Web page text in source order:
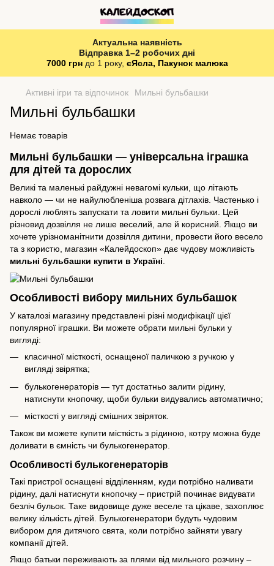
Актуальна наявність
Відправка 1–2 робочих дні
7000 грндо 1 року, єЯсла, Пакунок малюка
Активні ігри та відпочинок Мильні бульбашки
Мильні бульбашки
Немає товарів
Мильні бульбашки — універсальна іграшка
для дітей та дорослих
Великі та маленькі райдужні невагомі кульки, що літають
навколо — чи не найулюбленіша розвага дітлахів. Частенько і
дорослі люблять запускати та ловити мильні бульки. Цей
різновид дозвілля не лише веселий, але й корисний. Якщо ви
хочете урізноманітнити дозвілля дитини, провести його весело
та з користю, магазин «Калейдоскоп» дає чудову можливість
мильні бульбашки купити в Україні.
Особливості вибору мильних бульбашок
У каталозі магазину представлені різні модифікації цієї
популярної іграшки. Ви можете обрати мильні бульки у
вигляді:
класичної місткості, оснащеної паличкою з ручкою у
вигляді звірятка;
булькогенераторів — тут достатньо залити рідину,
натиснути кнопочку, щоби бульки видувались автоматично;
місткості у вигляді смішних звіряток.
Також ви можете купити місткість з рідиною, котру можна буде
доливати в ємність чи булькогенератор.
Особливості булькогенераторів
Такі пристрої оснащені відділенням, куди потрібно наливати
рідину, далі натиснути кнопочку – пристрій починає видувати
безліч бульок. Таке видовище дуже веселе та цікаве, захоплює
велику кількість дітей. Булькогенератори будуть чудовим
вибором для дитячого свята, коли потрібно зайняти увагу
компанії дітей.
Якщо батьки переживають за плями від мильного розчину –